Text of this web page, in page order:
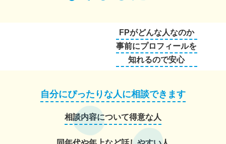
FPがどんな人なのか
事前にプロフィールを
知れるので安心
自分にぴったりな人に相談できます
相談内容について得意な人